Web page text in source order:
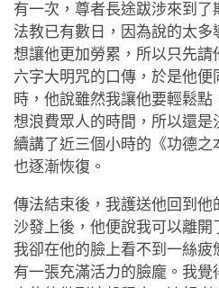
有一次，尊者長途跋涉來到
法教已有數日，因為說的太
想讓他更加勞累，所以只先請
六字大明咒的口傳，於是他
時，他說雖然我讓他要輕鬆
想浪費眾人的時間，所以還是
續講了近三個小時的《功德
也逐漸恢復。
傳法結束後，我護送他回到他
沙發上後，他便說我可以離開
我卻在他的臉上看不到一絲疲
有一張充滿活力的臉龐。我